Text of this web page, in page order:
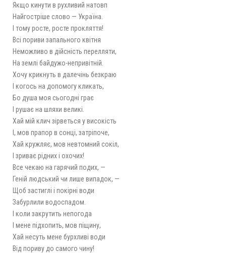
Якщо кинути в рухливий натовп
Найгостріше слово — Україна.
І тому росте, росте прокляття!
Всі пориви запального квітня
Неможливо в дійсність перелляти,
На землі байдужо-непривітній.
Хочу крикнуть в далечінь безкраю
І когось на допомогу кликать,
Бо душа моя сьогодні грає
І рушає на шляхи великі.
Хай мій клич зірветься у високість
І, мов прапор в сонці, затріпоче,
Хай кружляє, мов невтомний сокіл,
І зриває рідних і охочих!
Все чекаю на гарячий подих, —
Геній людський чи лише випадок, —
Щоб застиглі і покірні води
Забурлили водоспадом.
І коли закрутить непогода
І мене підхопить, мов піщину,
Хай несуть мене бурхливі води
Від пориву до самого чину!